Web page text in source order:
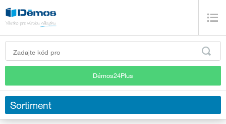
Démos24Plus
Sortiment